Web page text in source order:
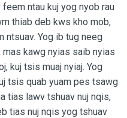
ntau kuj yog nyob rau
thiab deb kws kho mob,
ntsuav. Yog ib tug neeg
kawg nyias saib nyias
kuj tsis muaj nyiaj. Yog
tsis quab yuam pes tsawg
tias lawv tshuav nuj nqis,
tias nuj nqis yog tshuav